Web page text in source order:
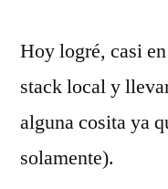
Hoy logré, casi
stack local y
alguna cosita ya
solamente).